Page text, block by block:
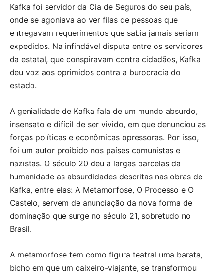
Kafka foi servidor da Cia de Seguros do seu país,
onde se agoniava ao ver filas de pessoas que
entregavam requerimentos que sabia jamais seriam
expedidos. Na infindável disputa entre os servidores
da estatal, que conspiravam contra cidadãos, Kafka
deu voz aos oprimidos contra a burocracia do
estado.
A genialidade de Kafka fala de um mundo absurdo,
insensato e difícil de ser vivido, em que denunciou as
forças políticas e econômicas opressoras. Por isso,
foi um autor proibido nos países comunistas e
nazistas. O século 20 deu a largas parcelas da
humanidade as absurdidades descritas nas obras de
Kafka, entre elas: A Metamorfose, O Processo e O
Castelo, servem de anunciação da nova forma de
dominação que surge no século 21, sobretudo no
Brasil.
A metamorfose tem como figura teatral uma barata,
bicho em que um caixeiro-viajante, se transformou